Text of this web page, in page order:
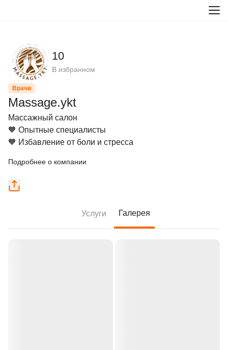
10
В избранном
Врачи
Massage.ykt
Массажный салон
🧡 Опытные специалисты
🧡 Избавление от боли и стресса
Подробнее о компании
Услуги Галерея